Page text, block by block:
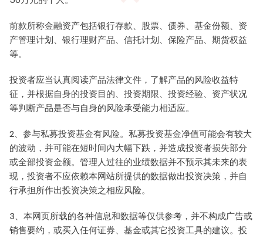
本网站所有信息的版权、专利权、知识产品及其他产权属于
明钺基金所有。 未经明钺基金书面许可，均不得复制、翻
联系电话：0757-29291133、29291136、18923219518
mykf@my-fin.cn
办公地址：广东省佛山市顺德区大良近良路龙的大厦10
前款所称金融资产包括银行存款、股票、债券、基金份额、资
产管理计划、银行理财产品、信托计划、保险产品、期货权益
等。
投资者应当认真阅读产品法律文件，了解产品的风险收益特
征，并根据自身的投资目的、投资期限、投资经验、资产状况
等判断产品是否与自身的风险承受能力相适应。
2、参与私募投资基金有风险。私募投资基金净值可能会有较大
的波动，并可能在短时间內大幅下跌，并造成投资者损失部分
或全部投资金额。管理人过往的业绩数据并不预示其未来的表
现，投资者不应依赖本网站所提供的数据做出投资决策，并自
行承担所作出投资决策之相应风险。
3、本网页所载的各种信息和数据等仅供参考，并不构成广告或
销售要约，或买入任何证券、基金或其它投资工具的建议。投